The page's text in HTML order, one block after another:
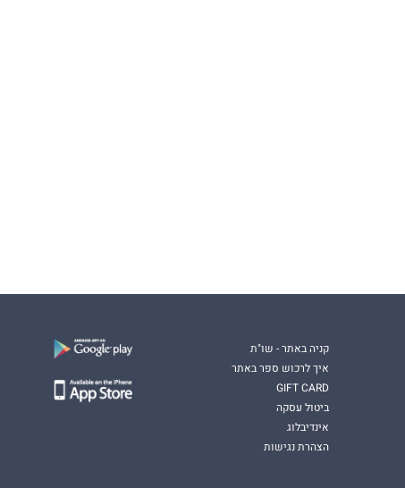
קניה באתר - שו"ת
איך לרכוש ספר באתר
GIFT CARD
ביטול עסקה
אינדיבלוג
הצהרת נגישות